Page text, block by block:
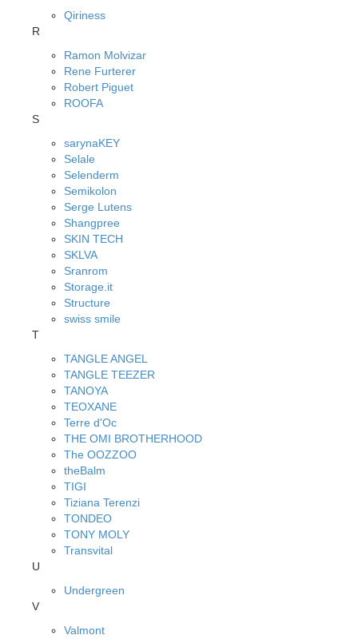
Qiriness
R
Ramon Molvizar
Rene Furterer
Robert Piguet
ROOFA
S
sarynaKEY
Selale
Selenderm
Semikolon
Serge Lutens
Shangpree
SKIN TECH
SKLVA
Sranrom
Storage.it
Structure
swiss smile
T
TANGLE ANGEL
TANGLE TEEZER
TANOYA
TEOXANE
Terre d'Oc
THE OMI BROTHERHOOD
The OOZZOO
theBalm
TIGI
Tiziana Terenzi
TONDEO
TONY MOLY
Transvital
U
Undergreen
V
Valmont